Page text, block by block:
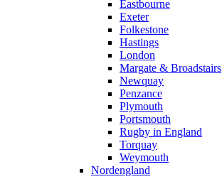
Eastbourne
Exeter
Folkestone
Hastings
London
Margate & Broadstairs
Newquay
Penzance
Plymouth
Portsmouth
Rugby in England
Torquay
Weymouth
Nordengland